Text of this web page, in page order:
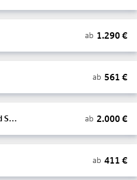
ab 1.290€
ab 561 €
Bonaire, Sint Eustatius und Saba ab 2.000€
ab 411 €